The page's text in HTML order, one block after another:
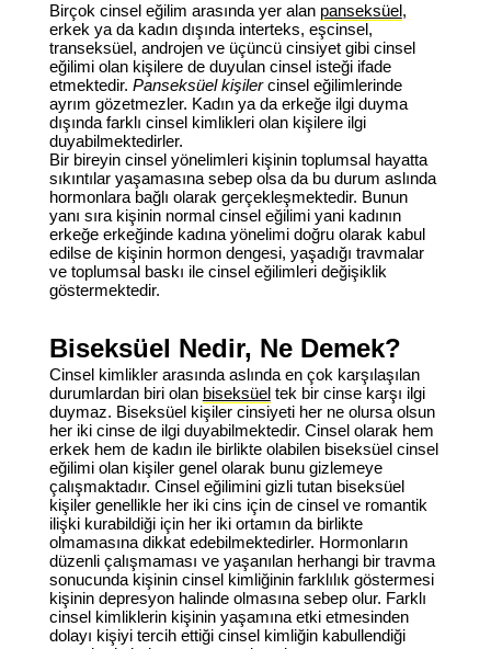
Birçok cinsel eğilim arasında yer alan panseksüel,
erkek ya da kadın dışında interteks, eşcinsel,
transeksüel, androjen ve üçüncü cinsiyet gibi cinsel
eğilimi olan kişilere de duyulan cinsel isteği ifade
etmektedir. Panseksüel kişilercinsel eğilimlerinde
ayrım gözetmezler. Kadın ya da erkeğe ilgi duyma
dışında farklı cinsel kimlikleri olan kişilere ilgi
duyabilmektedirler.
Bir bireyin cinsel yönelimleri kişinin toplumsal hayatta
sıkıntılar yaşamasına sebep olsa da bu durum aslında
hormonlara bağlı olarak gerçekleşmektedir. Bunun
yanı sıra kişinin normal cinsel eğilimi yani kadının
erkeğe erkeğinde kadına yönelimi doğru olarak kabul
edilse de kişinin hormon dengesi, yaşadığı travmalar
ve toplumsal baskı ile cinsel eğilimleri değişiklik
göstermektedir.
Biseksüel Nedir, Ne Demek?
Cinsel kimlikler arasında aslında en çok karşılaşılan
durumlardan biri olan biseksüeltek bir cinse karşı ilgi
duymaz. Biseksüel kişiler cinsiyeti her ne olursa olsun
her iki cinse de ilgi duyabilmektedir. Cinsel olarak hem
erkek hem de kadın ile birlikte olabilen biseksüel cinsel
eğilimi olan kişiler genel olarak bunu gizlemeye
çalışmaktadır. Cinsel eğilimini gizli tutan biseksüel
kişiler genellikle her iki cins için de cinsel ve romantik
ilişki kurabildiği için her iki ortamın da birlikte
olmamasına dikkat edebilmektedirler. Hormonların
düzenli çalışmaması ve yaşanılan herhangi bir travma
sonucunda kişinin cinsel kimliğinin farklılık göstermesi
kişinin depresyon halinde olmasına sebep olur. Farklı
cinsel kimliklerin kişinin yaşamına etki etmesinden
dolayı kişiyi tercih ettiği cinsel kimliğin kabullendiği